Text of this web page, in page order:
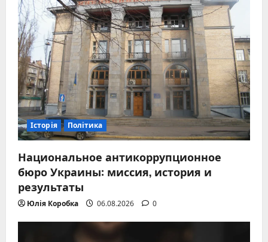
Історія Політика
Национальное антикоррупционное
бюро Украины: миссия, история и
результаты
Юлія Коробка 06.08.2026 0